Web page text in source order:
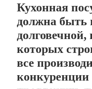
Кухонная
должна быть
которых
все
конкуренции